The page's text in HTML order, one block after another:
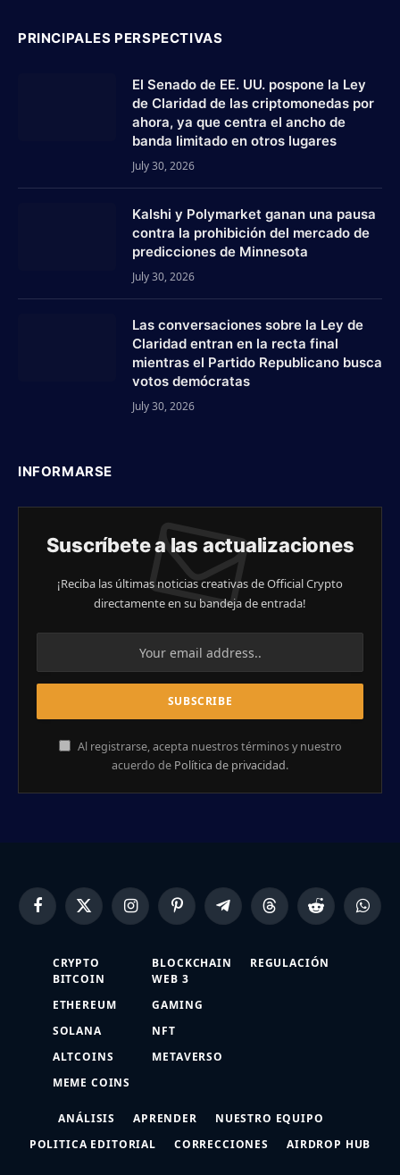
PRINCIPALES PERSPECTIVAS
El Senado de EE. UU. pospone la Ley
de Claridad de las criptomonedas por
ahora, ya que centra el ancho de
banda limitado en otros lugares
July 30, 2026
Kalshi y Polymarket ganan una pausa
contra la prohibición del mercado de
predicciones de Minnesota
July 30, 2026
Las conversaciones sobre la Ley de
Claridad entran en la recta final
mientras el Partido Republicano busca
votos demócratas
July 30, 2026
INFORMARSE
Suscríbete a las actualizaciones
¡Reciba las últimas noticias creativas de Official Crypto
directamente en su bandeja de entrada!
Al registrarse, acepta nuestros términos y nuestro
acuerdo de Política de privacidad.
FacebookX
(Twitter)
InstagramPinterestTelegramThreads Reddit
CRYPTO
BITCOIN
ETHEREUM
SOLANA
ALTCOINS
MEME COINS
BLOCKCHAIN
WEB 3
GAMING
NFT
METAVERSO
REGULACIÓN
ANÁLISIS APRENDER
NUESTRO EQUIPO
POLITICA EDITORIAL
CORRECCIONES AIRDROP HUB